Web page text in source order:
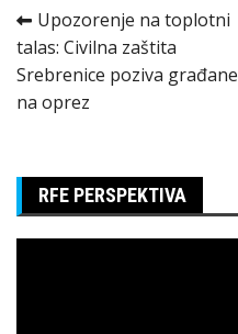
Kretanje
članka
Upozorenje na toplotni
talas: Civilna zaštita
Srebrenice poziva građane
na oprez
RFE PERSPEKTIVA